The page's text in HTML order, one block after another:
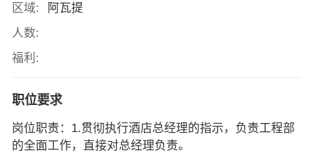
区域:
阿瓦提
人数:
福利:
职位要求
岗位职责：1.贯彻执行酒店总经理的指示，负责工程部
的全面工作，直接对总经理负责。